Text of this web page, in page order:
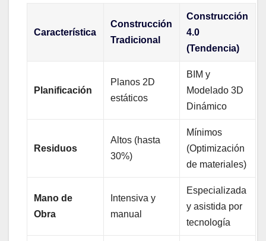
Característica
Construcción
Tradicional
Construcción
4.0
(Tendencia)
Planificación
Planos 2D
estáticos
BIM y
Modelado 3D
Dinámico
Residuos
Altos (hasta
30%)
Mínimos
(Optimización
de materiales)
Mano de
Obra
Intensiva y
manual
Especializada
y asistida por
tecnología